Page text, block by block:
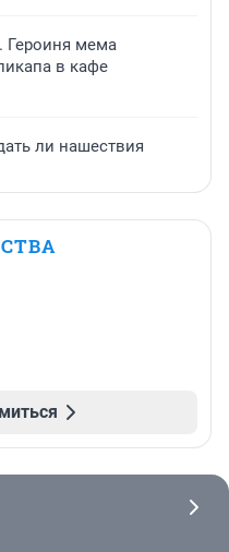
Героиня мема
в кафе
ли нашествия